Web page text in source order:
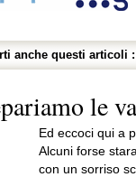
anche questi articoli :
le
Ed eccoci qui a
Alcuni forse
con un sorriso